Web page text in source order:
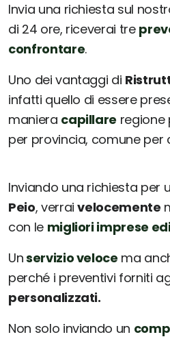
Invia una richiesta sul
di 24 ore, riceverai tre
confrontare.
Uno dei vantaggi di
infatti quello di essere
maniera capillare regione
per provincia, comune per
Inviando una richiesta per
Peio, verraivelocemente
con le migliori imprese
Unservizio veloce ma
perché i preventivi forniti
personalizzati.
Non solo inviando un